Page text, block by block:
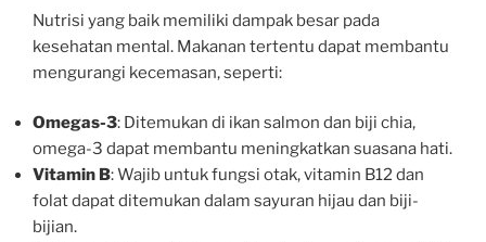
Nutrisi yang baik memiliki dampak besar pada
kesehatan mental. Makanan tertentu dapat membantu
mengurangi kecemasan, seperti:
Omegas-3: Ditemukan di ikan salmon dan biji chia,
omega-3 dapat membantu meningkatkan suasana hati.
Vitamin B: Wajib untuk fungsi otak, vitamin B12 dan
folat dapat ditemukan dalam sayuran hijau dan biji-
bijian.